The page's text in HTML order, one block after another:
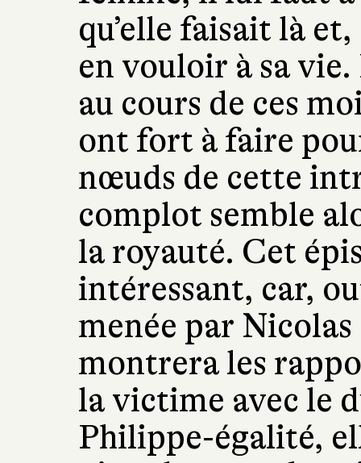
qu’elle faisait là
en vouloir à sa
au cours de ces
ont fort à faire
nœuds de cette
complot semble
la royauté. Cet
intéressant, car,
menée par
montrera les
la victime avec le
Philippe-égalité,